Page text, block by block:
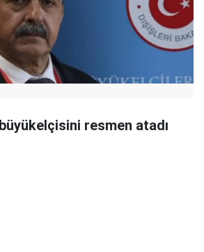
resmen atadı